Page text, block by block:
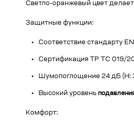
Светло-оранжевый цвет
Защитные функции:
Соответствие стандарту
Сертификация ТР ТС 019/
Шумопоглощение 24 дБ (H:
Высокий уровень
Комфорт: